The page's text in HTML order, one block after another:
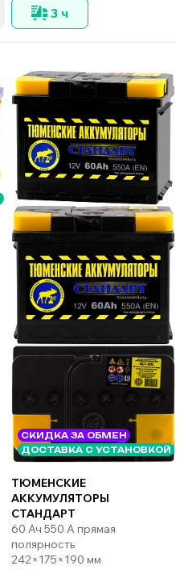
3 ч
СКИДКА ЗА ОБМЕН
ДОСТАВКА С УСТАНОВКОЙ
ТЮМЕНСКИЕ
АККУМУЛЯТОРЫ
СТАНДАРТ
60 Ач 550 А прямая
полярность
242×175×190 мм